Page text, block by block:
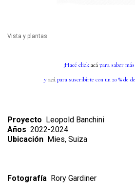
Vista y plantas
¡Hacé clickacápara saber
yacápara suscribirte con un 20 % de
Proyecto Leopold Banchini
Años 2022-2024
Ubicación Mies, Suiza
Fotografía Rory Gardiner